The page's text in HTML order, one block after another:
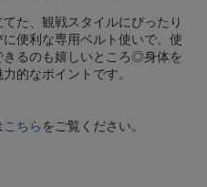
た、観戦スタイルにぴったり
便利な専用ベルト使いで、使
きるのも嬉しいところ◎身体を
的なポイントです。
こちら をご覧ください。